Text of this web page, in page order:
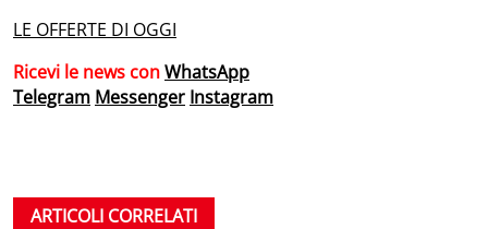
LE OFFERTE DI OGGI
Ricevi le news conWhatsApp
Telegram Messenger Instagram
ARTICOLI CORRELATI